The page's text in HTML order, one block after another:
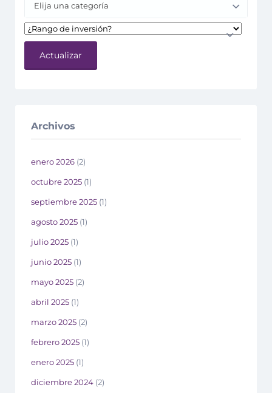
Elija una categoría
Actualizar
Archivos
enero 2026 (2)
octubre 2025 (1)
septiembre 2025 (1)
agosto 2025 (1)
julio 2025 (1)
junio 2025 (1)
mayo 2025 (2)
abril 2025 (1)
marzo 2025 (2)
febrero 2025 (1)
enero 2025 (1)
diciembre 2024 (2)